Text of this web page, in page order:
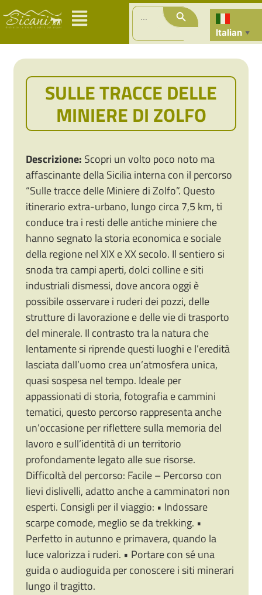
Search
for:
Search Button
Italian ▼
SULLE TRACCE DELLE
MINIERE DI ZOLFO
Descrizione: Scopri un volto poco noto ma
affascinante della Sicilia interna con il percorso
“Sulle tracce delle Miniere di Zolfo”. Questo
itinerario extra-urbano, lungo circa 7,5 km, ti
conduce tra i resti delle antiche miniere che
hanno segnato la storia economica e sociale
della regione nel XIX e XX secolo. Il sentiero si
snoda tra campi aperti, dolci colline e siti
industriali dismessi, dove ancora oggi è
possibile osservare i ruderi dei pozzi, delle
strutture di lavorazione e delle vie di trasporto
del minerale. Il contrasto tra la natura che
lentamente si riprende questi luoghi e l’eredità
lasciata dall’uomo crea un’atmosfera unica,
quasi sospesa nel tempo. Ideale per
appassionati di storia, fotografia e cammini
tematici, questo percorso rappresenta anche
un’occasione per riflettere sulla memoria del
lavoro e sull’identità di un territorio
profondamente legato alle sue risorse.
Difficoltà del percorso: Facile – Percorso con
lievi dislivelli, adatto anche a camminatori non
esperti. Consigli per il viaggio: • Indossare
scarpe comode, meglio se da trekking. •
Perfetto in autunno e primavera, quando la
luce valorizza i ruderi. • Portare con sé una
guida o audioguida per conoscere i siti minerari
lungo il tragitto.